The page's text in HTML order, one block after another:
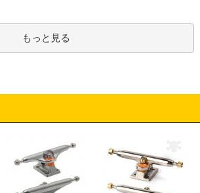
もっと見る